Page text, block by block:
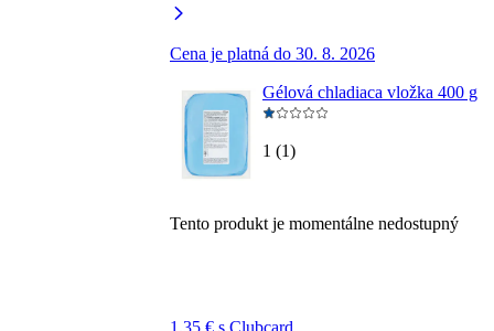
Cena je platná do 30. 8. 2026
Gélová chladiaca vložka 400 g
1 (1)
Tento produkt je momentálne nedostupný
1,35 € s Clubcard